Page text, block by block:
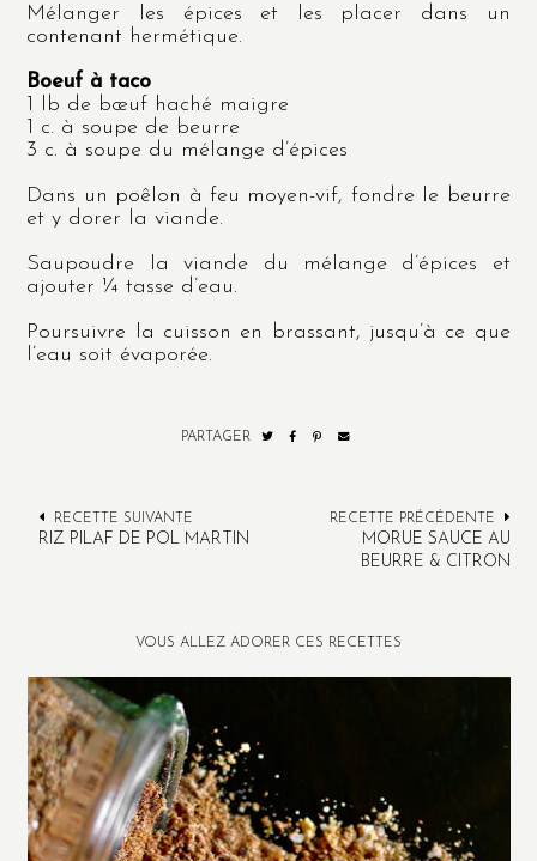
Mélanger les épices et les placer dans un
contenant hermétique.
Boeuf à taco
1 lb de bœuf haché maigre
1 c. à soupe de beurre
3 c. à soupe du mélange d’épices
Dans un poêlon à feu moyen-vif, fondre le beurre
et y dorer la viande.
Saupoudre la viande du mélange d’épices et
ajouter ¼ tasse d’eau.
Poursuivre la cuisson en brassant, jusqu’à ce que
l’eau soit évaporée.
PARTAGER
RECETTE SUIVANTE
RIZ PILAF DE POL MARTIN
RECETTE PRÉCÉDENTE
MORUE SAUCE AU
BEURRE & CITRON
VOUS ALLEZ ADORER CES RECETTES